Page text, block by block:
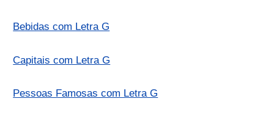
Bebidas com Letra G
Capitais com Letra G
Pessoas Famosas com Letra G